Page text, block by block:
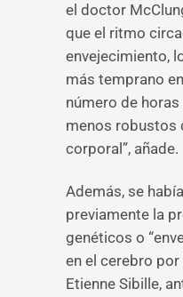
el doctor
que el ritmo
envejecimiento,
más temprano
número de
menos robustos
corporal”, añade.
Además, se
previamente la
genéticos o
en el cerebro
Etienne Sibille,